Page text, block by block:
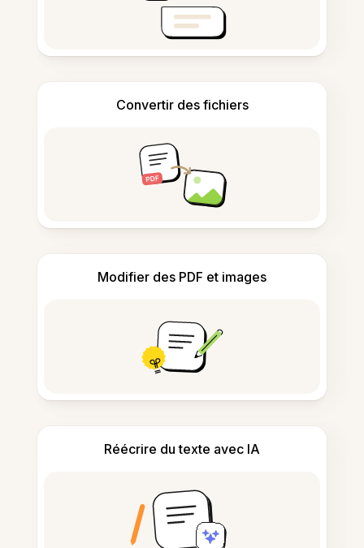
Convertir des fichiers
Modifier des PDF et images
Réécrire du texte avec IA